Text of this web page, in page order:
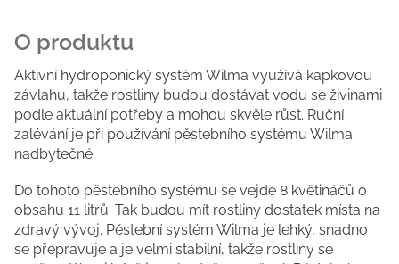
Aktivní hydroponický systém Wilma využívá kapkovou
závlahu, takže rostliny budou dostávat vodu se živinami
podle aktuální potřeby a mohou skvěle růst. Ruční
zalévání je při používání pěstebního systému Wilma
nadbytečné.
Do tohoto pěstebního systému se vejde 8 květináčů o
obsahu 11 litrů. Tak budou mít rostliny dostatek místa na
zdravý vývoj. Pěstební systém Wilma je lehký, snadno
se přepravuje a je velmi stabilní, takže rostliny se